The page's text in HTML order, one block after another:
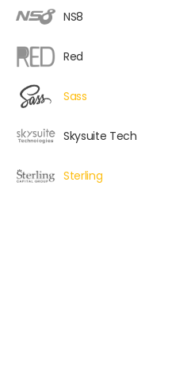
NS8
Red
Sass
Skysuite Tech
Sterling